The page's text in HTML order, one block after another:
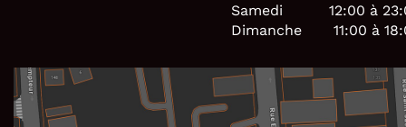
Samedi
12:00 à
Dimanche
11:00 à